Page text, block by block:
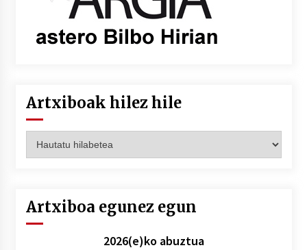
Artxiboak hilez hile
hilez
Artxiboa egunez egun
2026(e)ko abuztua